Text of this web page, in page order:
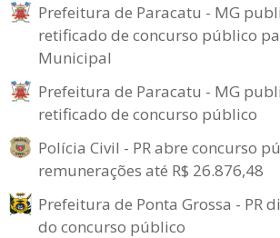
Prefeitura de Paracatu - MG
retificado de concurso público
Municipal
Prefeitura de Paracatu - MG
retificado de concurso público
Polícia Civil - PR abre concurso
remunerações até R$ 26.876,48
Prefeitura de Ponta Grossa - PR
do concurso público